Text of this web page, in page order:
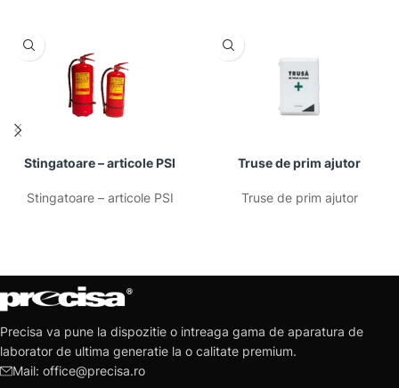
Stingatoare – articole PSI
Stingatoare – articole PSI
Truse de prim ajutor
Truse de prim ajutor
Precisa va pune la dispozitie o intreaga gama de aparatura de
laborator de ultima generatie la o calitate premium.
Mail: office@precisa.ro